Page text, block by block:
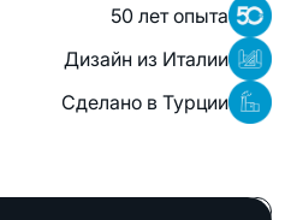
50 лет опыта
Дизайн из Италии
Сделано в Турции